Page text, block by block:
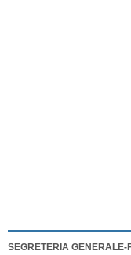
SEGRETERIA GENERALE-